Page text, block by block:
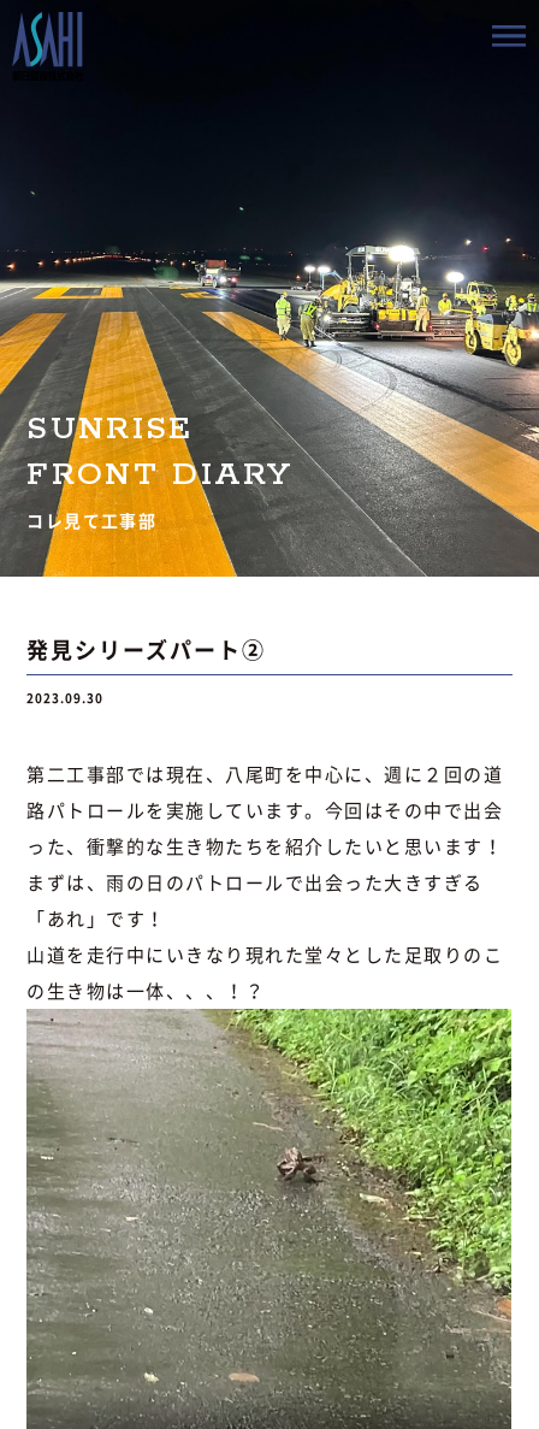
会社情報
採用情報
お知らせ
BLOG
お問い合わせ
お問い合わせ
SUNRISE
FRONT DIARY
コレ見て工事部
発見シリーズパート②
2023.09.30
第二工事部では現在、八尾町を中心に、週に２回の道
路パトロールを実施しています。今回はその中で出会
った、衝撃的な生き物たちを紹介したいと思います！
まずは、雨の日のパトロールで出会った大きすぎる
「あれ」です！
山道を走行中にいきなり現れた堂々とした足取りのこ
の生き物は一体、、、！？